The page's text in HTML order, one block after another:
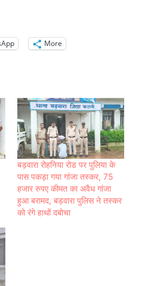
More
बड़वारा रोहनिया रोड पर पुलिया के
पास पकड़ा गया गांजा तस्कर, 75
हजार रुपए कीमत का अवैध गांजा
हुआ बरामद, बड़वारा पुलिस ने तस्कर
को रंगे हाथों दबोचा